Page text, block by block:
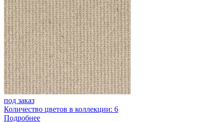
под заказ
Количество цветов в коллекции: 6
Подробнее